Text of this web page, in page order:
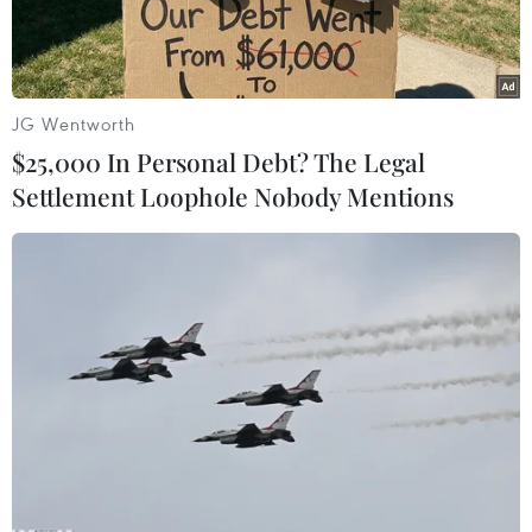
Đội tuần tra hỗn hợp kiểm tra an ninh ban đêm tại các khu vực
diễn ra các hoạt động của Olympic Sochi 2014. (Nguồn:
Reuters)
JG Wentworth
$25,000 In Personal Debt? The Legal
Settlement Loophole Nobody Mentions